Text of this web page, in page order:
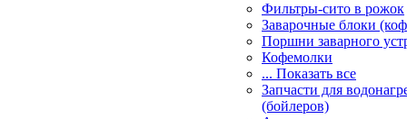
Фильтры-сито в рожок
Заварочные блоки
Поршни заварного
Кофемолки
... Показать все
Запчасти для
(бойлеров)